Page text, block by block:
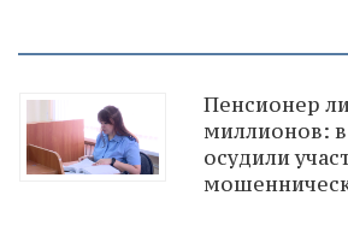
Пенсионер
миллионов:
осудили